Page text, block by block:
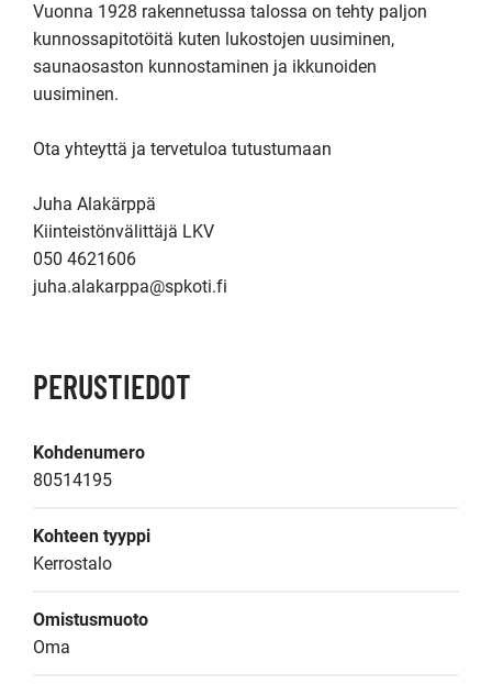
Vuonna 1928 rakennetussa talossa on tehty paljon
kunnossapitotöitä kuten lukostojen uusiminen,
saunaosaston kunnostaminen ja ikkunoiden
uusiminen.
Ota yhteyttä ja tervetuloa tutustumaan
Juha Alakärppä
Kiinteistönvälittäjä LKV
050 4621606
juha.alakarppa@spkoti.fi
PERUSTIEDOT
Kohdenumero
80514195
Kohteen tyyppi
Kerrostalo
Omistusmuoto
Oma